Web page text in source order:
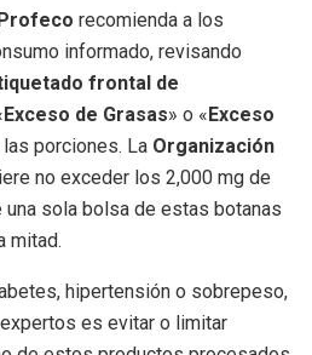
recomienda a los
informado, revisando
frontal de
Exceso de Grasas» o «Exceso
porciones. La Organización
no exceder los 2,000 mg de
una sola bolsa de estas botanas
mitad.
hipertensión o sobrepeso,
es evitar o limitar